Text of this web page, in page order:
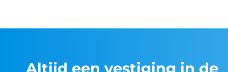
Altijd een vestiging in de